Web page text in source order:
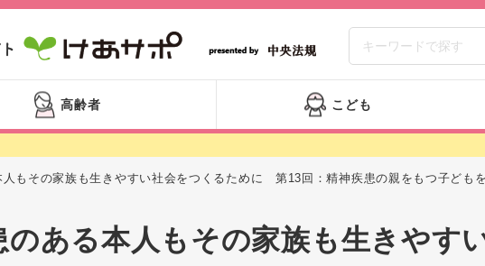
高齢者 こども
人もその家族も生きやすい社会をつくるために 第13回：精神疾患の親をもつ子ども
のある本人もその家族も生きやす